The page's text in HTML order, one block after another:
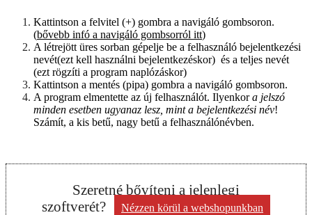
Kattintson a felvitel (+) gombra a navigáló gombsoron.
(bővebb infó a navigáló gombsorról itt)
A létrejött üres sorban gépelje be a felhasználó bejelentkezési
nevét(ezt kell használni bejelentkezéskor) és a teljes nevét
(ezt rögzíti a program naplózáskor)
Kattintson a mentés (pipa) gombra a navigáló gombsoron.
A program elmentette az új felhasználót. Ilyenkora jelszó
minden esetben ugyanaz lesz, mint a bejelentkezési név!
Számít, a kis betű, nagy betű a felhasználónévben.
Szeretné bővíteni a jelenlegi
szoftverét?
Nézzen körül a webshopunkban